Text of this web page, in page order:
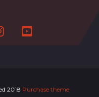
2018 Purchase theme